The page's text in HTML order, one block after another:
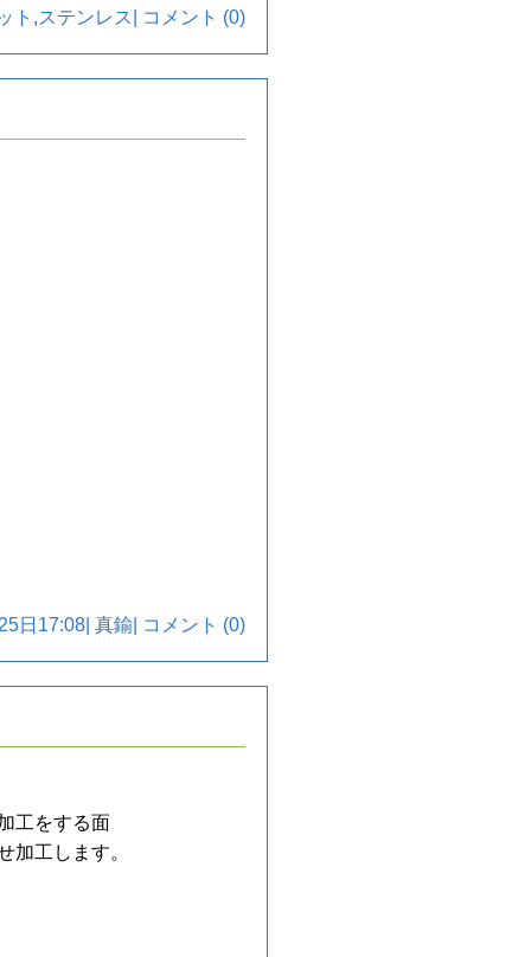
ト ,ステンレス コメント (0)
日17:08| 真鍮 コメント (0)
工をする面
加工します。